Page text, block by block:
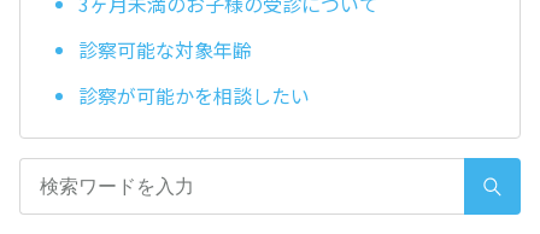
診察可能な対象年齢
診察が可能かを相談したい